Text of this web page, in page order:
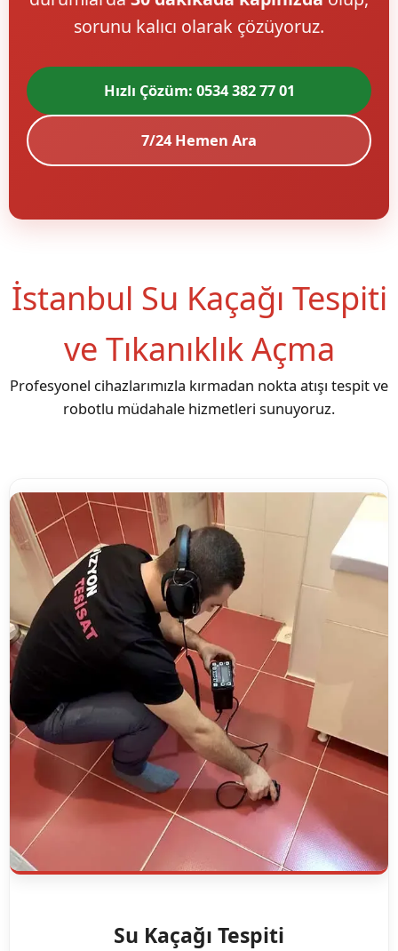
sorunu kalıcı olarak çözüyoruz.
Hızlı Çözüm: 0534 382 77 01
7/24 Hemen Ara
İstanbul Su Kaçağı Tespiti
ve Tıkanıklık Açma
Profesyonel cihazlarımızla kırmadan nokta atışı tespit ve
robotlu müdahale hizmetleri sunuyoruz.
Su Kaçağı Tespiti